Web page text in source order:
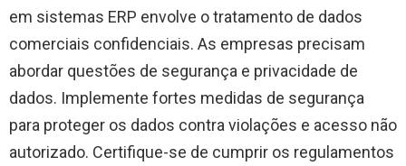
em sistemas ERP envolve o tratamento de dados
comerciais confidenciais. As empresas precisam
abordar questões de segurança e privacidade de
dados. Implemente fortes medidas de segurança
para proteger os dados contra violações e acesso não
autorizado. Certifique-se de cumprir os regulamentos